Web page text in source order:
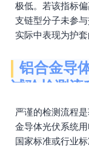
极低。若该指标
支链型分子未参
实际中表现为护
铝合金导
试验检测流
严谨的检测流程
金导体光伏系统
国家标准或行业